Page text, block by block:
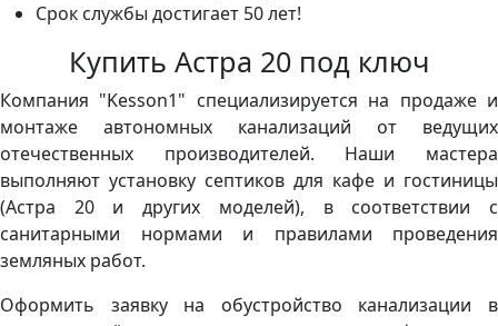
Срок службы достигает 50 лет!
Купить Астра 20 под ключ
Компания "Kesson1" специализируется на продаже и
монтаже автономных канализаций от ведущих
отечественных производителей. Наши мастера
выполняют установку септиков для кафе и гостиницы
(Астра 20 и других моделей), в соответствии с
санитарными нормами и правилами проведения
земляных работ.
Оформить заявку на обустройство канализации в